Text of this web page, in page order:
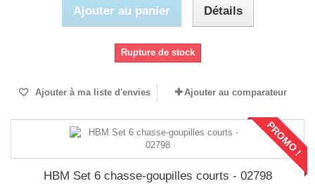
Ajouter au panier Détails
Rupture de stock
Ajouter à ma liste d'envies Ajouter au comparateur
PROMO !
HBM Set 6 chasse-goupilles courts - 02798